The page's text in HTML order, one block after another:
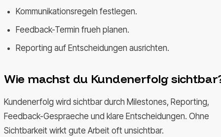
Kommunikationsregeln festlegen.
Feedback-Termin frueh planen.
Reporting auf Entscheidungen ausrichten.
Wie machst du Kundenerfolg
Kundenerfolg wird sichtbar durch Milestones, Reporting,
Feedback-Gespraeche und klare Entscheidungen. Ohne
Sichtbarkeit wirkt gute Arbeit oft unsichtbar.